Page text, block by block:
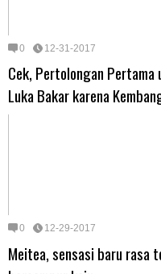
0 12-31-2017
Cek, Pertolongan Pertama
Luka Bakar karena
0 12-29-2017
Meitea, sensasi baru rasa